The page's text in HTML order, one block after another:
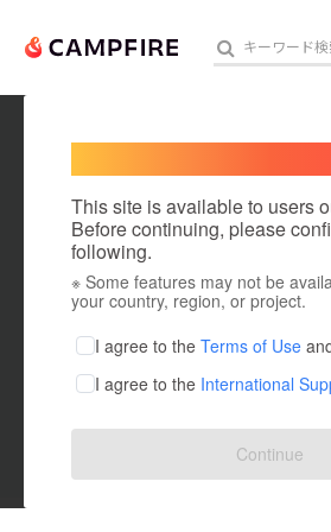
人気のプロ
アート
テクノロ
映像・
ビジネ
まちづ
This site is available to users
Before continuing, please
following.
※ Some features may not be
your country, region, or project.
I agree to the Terms of Use
I agree to the International
Continue
支援したプロジェクト